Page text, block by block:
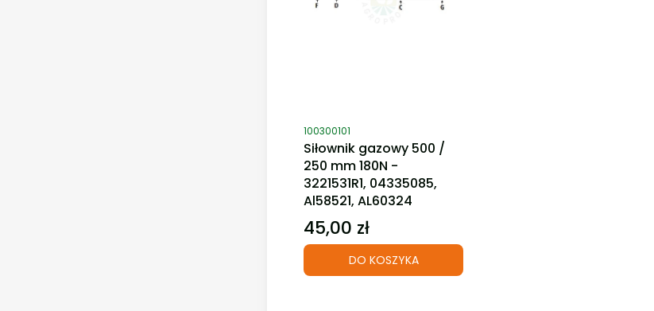
Kod produktu
100300101
Siłownik gazowy 500 /
250 mm 180N -
3221531R1, 04335085,
Al58521, AL60324
Cena
45,00 zł
DO KOSZYKA